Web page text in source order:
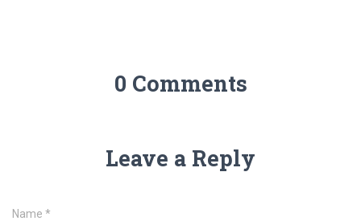
0 Comments
Leave a Reply
Name *